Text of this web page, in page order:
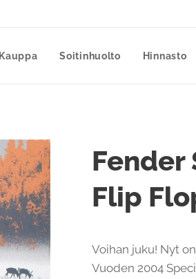
Kauppa Soitinhuolto Hinnasto
Fender
Flip
Voihan juku! Nyt
Vuoden 2004